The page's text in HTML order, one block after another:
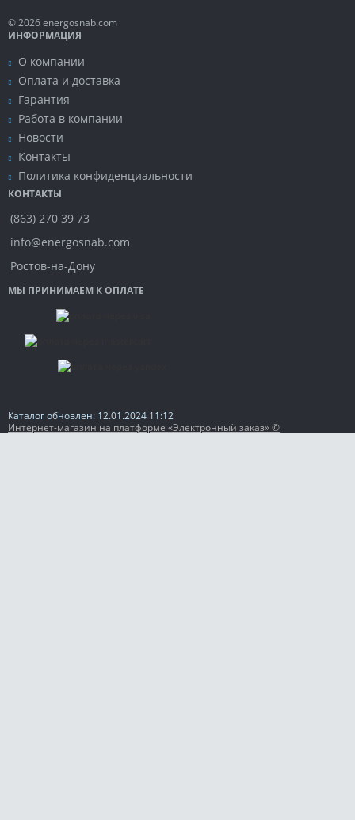
© 2026 energosnab.com
ИНФОРМАЦИЯ
О компании
Оплата и доставка
Гарантия
Работа в компании
Новости
Контакты
Политика конфиденциальности
КОНТАКТЫ
(863) 270 39 73
info@energosnab.com
Ростов-на-Дону
МЫ ПРИНИМАЕМ К ОПЛАТЕ
Каталог обновлен: 12.01.2024 11:12
Интернет-магазин на платформе «Электронный заказ» ©